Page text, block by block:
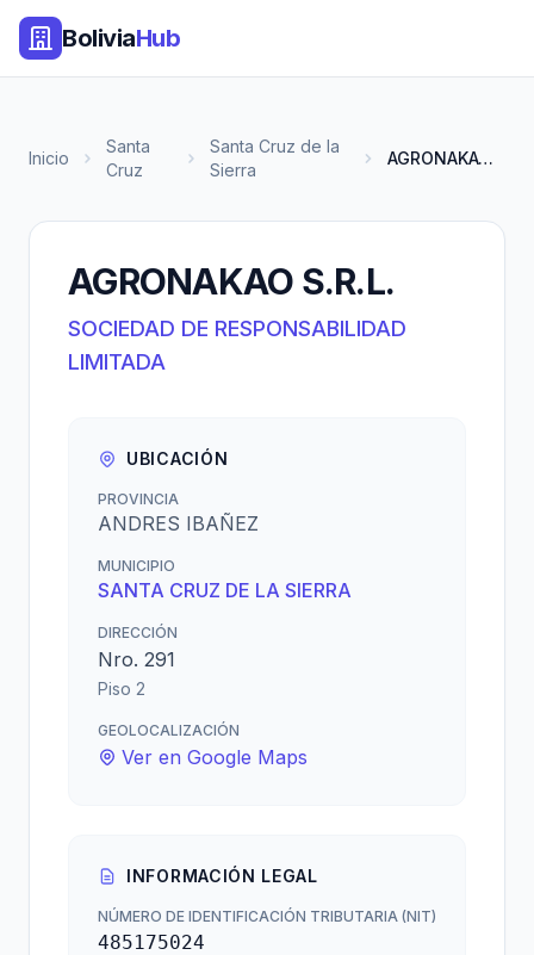
BoliviaHub
Inicio
Santa
Cruz
Santa Cruz de la
Sierra
AGRONAKAO S.R.L.
AGRONAKAO S.R.L.
SOCIEDAD DE RESPONSABILIDAD
LIMITADA
UBICACIÓN
PROVINCIA
ANDRES IBAÑEZ
MUNICIPIO
SANTA CRUZ DE LA SIERRA
DIRECCIÓN
Nro. 291
Piso 2
GEOLOCALIZACIÓN
Ver en Google Maps
INFORMACIÓN LEGAL
NÚMERO DE IDENTIFICACIÓN TRIBUTARIA (NIT)
485175024